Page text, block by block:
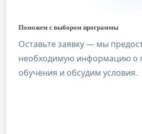
Поможем с выбором программы
Оставьте заявку — мы
необходимую информацию о
обучения и обсудим условия.